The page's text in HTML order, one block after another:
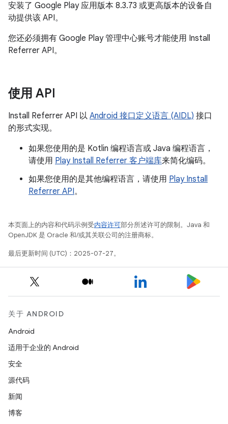
安装了 Google Play 应用版本 8.3.73 或更高版本的设备自
动提供该 API。
您还必须拥有 Google Play 管理中心账号才能使用 Install
Referrer API。
使用 API
Install Referrer API 以 Android 接口定义语言 (AIDL) 接口
的形式实现。
如果您使用的是 Kotlin 编程语言或 Java 编程语言，
请使用 Play Install Referrer 客户端库来简化编码。
如果您使用的是其他编程语言，请使用 Play Install
Referrer API。
本页面上的内容和代码示例受内容许可部分所述许可的限制。Java 和
OpenJDK 是 Oracle 和/或其关联公司的注册商标。
最后更新时间 (UTC)：2025-07-27。
关于 ANDROID
Android
适用于企业的 Android
安全
源代码
新闻
博客